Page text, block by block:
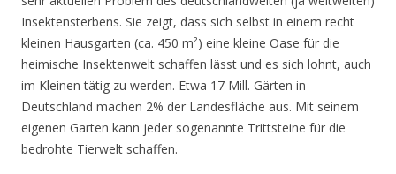
Insektensterbens. Sie zeigt, dass sich selbst in einem recht
kleinen Hausgarten (ca. 450 m²) eine kleine Oase für die
heimische Insektenwelt schaffen lässt und es sich lohnt, auch
im Kleinen tätig zu werden. Etwa 17 Mill. Gärten in
Deutschland machen 2% der Landesfläche aus. Mit seinem
eigenen Garten kann jeder sogenannte Trittsteine für die
bedrohte Tierwelt schaffen.